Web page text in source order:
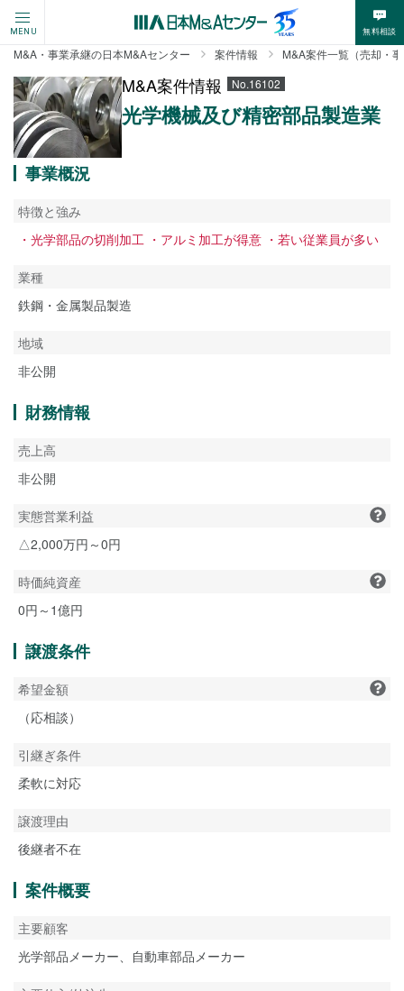
MENU 無料相談
M&A・事業承継の日本M&Aセンター 案件情報 M&A案件一覧（売却・
M&A案件情報 No.16102
光学機械及び精密部品製造業
事業概況
特徴と強み
・光学部品の切削加工 ・アルミ加工が得意 ・若い従業員が多い
業種
鉄鋼・金属製品製造
地域
非公開
財務情報
売上高
非公開
実態営業利益
△2,000万円～0円
時価純資産
0円～1億円
譲渡条件
希望金額
（応相談）
引継ぎ条件
柔軟に対応
譲渡理由
後継者不在
案件概要
主要顧客
光学部品メーカー、自動車部品メーカー